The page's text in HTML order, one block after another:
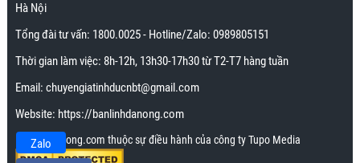
Hà Nội
Tổng đài tư vấn: 1800.0025- Hotline/Zalo: 0989805151
Thời gian làm việc: 8h-12h, 13h30-17h30 từ T2-T7 hàng tuần
Email: chuyengiatinhducnbt@gmail.com
Website: https://banlinhdanong.com
Banlinhdanong.com thuộc sự điều hành của công ty Tupo Media
Zalo